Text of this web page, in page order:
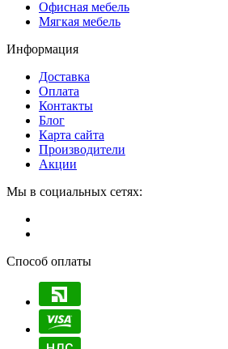
Офисная мебель
Мягкая мебель
Информация
Доставка
Оплата
Контакты
Блог
Карта сайта
Производители
Акции
Мы в социальных сетях:
Способ оплаты